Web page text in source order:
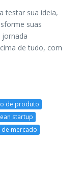
testar sua ideia,
suas
jornada
de tudo, com
de produto
startup
de mercado